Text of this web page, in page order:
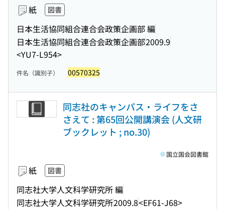
紙 図書
日本生活協同組合連合会政策企画部 編
日本生活協同組合連合会政策企画部2009.9
<YU7-L954>
件名（識別子） 00570325
同志社のキャンパス・ライフをさ
さえて : 第65回公開講演会 (人文研
ブックレット ; no.30)
紙 図書
同志社大学人文科学研究所 編
同志社大学人文科学研究所2009.8<EF61-J68>
国立国会図書館